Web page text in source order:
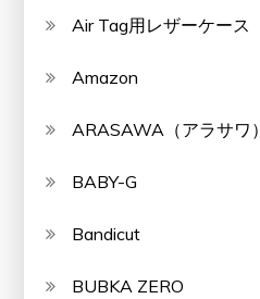
Air Tag用レザーケース
Amazon
ARASAWA（アラサワ）
BABY-G
Bandicut
BUBKA ZERO